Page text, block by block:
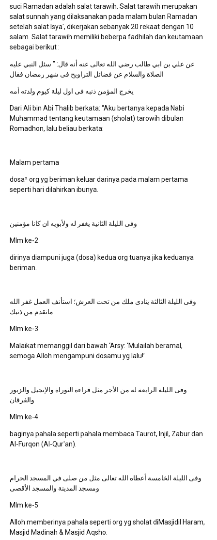
suci Ramadan adalah salat tarawih. Salat tarawih merupakan
salat sunnah yang dilaksanakan pada malam bulan Ramadan
setelah salat Isya', dikerjakan sebanyak 20 rekaat dengan 10
salam. Salat tarawih memiliki beberpa fadhilah dan keutamaan
sebagai berikut :
عن علي بن ابي طالب رضي الله تعالى عنه أنه قال: ” سئل النبي عليه
الصلاة والسلام عن فضائل التراويح فى شهر رمضان فقال
يخرج المؤمن ذنبه فى اول ليلة كيوم ولدته أمه
Dari Ali bin Abi Thalib berkata: “Aku bertanya kepada Nabi
Muhammad tentang keutamaan (sholat) tarowih dibulan
Romadhon, lalu beliau berkata:
Malam pertama
dosa² org yg beriman keluar darinya pada malam pertama
seperti hari dilahirkan ibunya.
وفى الليلة الثانية يغفر له ولأبويه ان كانا مؤمنين
Mlm ke-2
dirinya diampuni juga (dosa) kedua org tuanya jika keduanya
beriman.
وفى الليلة الثالثة ينادى ملك من تحت العرش؛ استأنف العمل غفر الله
ماتقدم من ذنبك
Mlm ke-3
Malaikat memanggil dari bawah ‘Arsy: ‘Mulailah beramal,
semoga Alloh mengampuni dosamu yg lalu!’
وفى الليلة الرابعة له من الأجر مثل قراءة التوراة والإنجيل والزبور
والفرقان
Mlm ke-4
baginya pahala seperti pahala membaca Taurot, Injil, Zabur dan
Al-Furqon (Al-Qur'an).
وفى الليلة الخامسة أعطاه الله تعالى مثل من صلى في المسجد الحرام
ومسجد المدينة والمسجد الأقصى
Mlm ke-5
Alloh memberinya pahala seperti org yg sholat diMasjidil Haram,
Masjid Madinah & Masjid Aqsho.